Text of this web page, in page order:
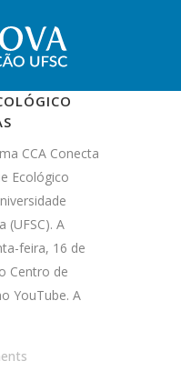
CCA Conecta
Ecológico
(UFSC). A
feira, 16 de
Centro de
YouTube. A